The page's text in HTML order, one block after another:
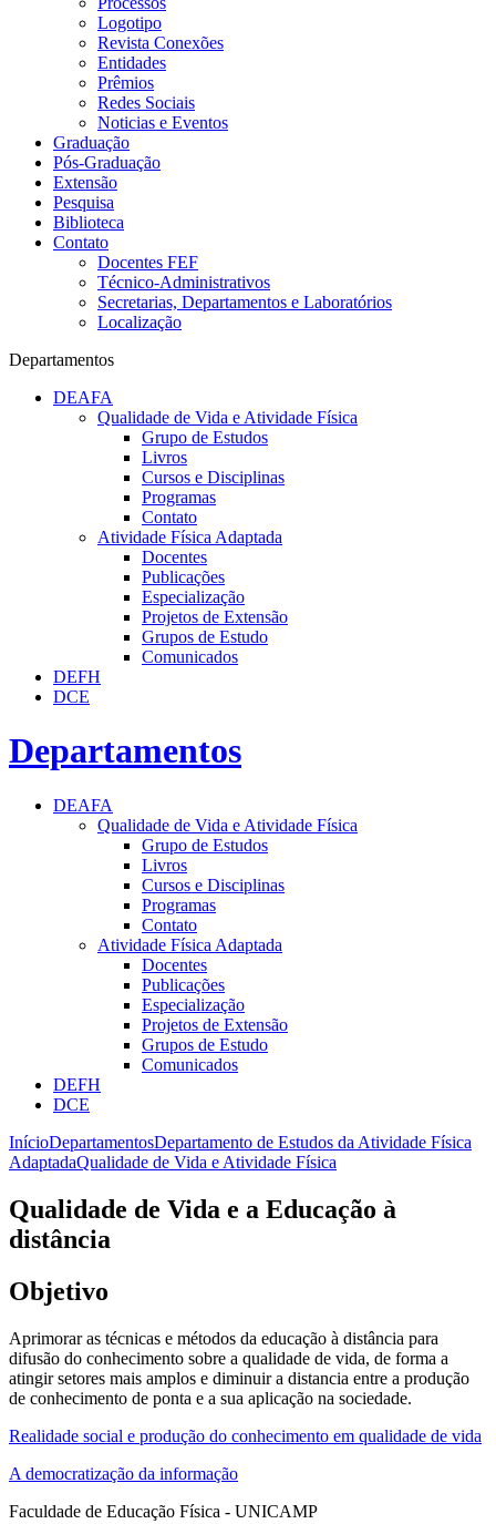
Logotipo
Revista Conexões
Entidades
Prêmios
Redes Sociais
Noticias e Eventos
Graduação
Pós-Graduação
Extensão
Pesquisa
Biblioteca
Contato
Docentes FEF
Técnico-Administrativos
Secretarias, Departamentos e Laboratórios
Localização
Departamentos
DEAFA
Qualidade de Vida e Atividade Física
Grupo de Estudos
Livros
Cursos e Disciplinas
Programas
Contato
Atividade Física Adaptada
Docentes
Publicações
Especialização
Projetos de Extensão
Grupos de Estudo
Comunicados
DEFH
DCE
Departamentos
DEAFA
Qualidade de Vida e Atividade Física
Grupo de Estudos
Livros
Cursos e Disciplinas
Programas
Contato
Atividade Física Adaptada
Docentes
Publicações
Especialização
Projetos de Extensão
Grupos de Estudo
Comunicados
DEFH
DCE
InícioDepartamentosDepartamento de Estudos da Atividade Física
AdaptadaQualidade de Vida e Atividade Física
Qualidade de Vida e a Educação à
distância
Objetivo
Aprimorar as técnicas e métodos da educação à distância para
difusão do conhecimento sobre a qualidade de vida, de forma a
atingir setores mais amplos e diminuir a distancia entre a produção
de conhecimento de ponta e a sua aplicação na sociedade.
Realidade social e produção do conhecimento em qualidade de vida
A democratização da informação
Faculdade de Educação Física - UNICAMP